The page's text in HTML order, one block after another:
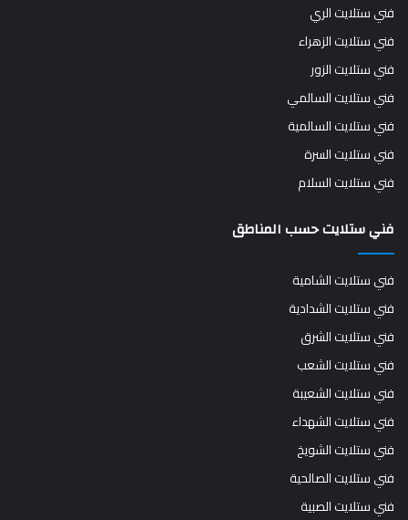
فني ستلايت الري
فني ستلايت الزهراء
فني ستلايت الزور
فني ستلايت السالمي
فني ستلايت السالمية
فني ستلايت السرة
فني ستلايت السلام
فني ستلايت حسب المناطق
فني ستلايت الشامية
فني ستلايت الشدادية
فني ستلايت الشرق
فني ستلايت الشعب
فني ستلايت الشعيبة
فني ستلايت الشهداء
فني ستلايت الشويخ
فني ستلايت الصالحية
فني ستلايت الصبية